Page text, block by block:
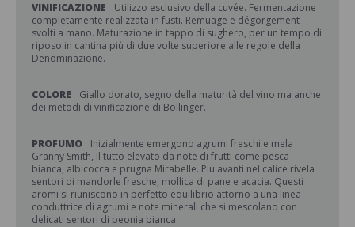
VINIFICAZIONE
Utilizzo esclusivo della cuvée. Fermentazione
completamente realizzata in fusti. Remuage e dégorgement
svolti a mano. Maturazione in tappo di sughero, per un tempo di
riposo in cantina più di due volte superiore alle regole della
Denominazione.
COLORE
Giallo dorato, segno della maturità del vino ma anche
dei metodi di vinificazione di Bollinger.
PROFUMO
Inizialmente emergono agrumi freschi e mela
Granny Smith, il tutto elevato da note di frutti come pesca
bianca, albicocca e prugna Mirabelle. Più avanti nel calice rivela
sentori di mandorle fresche, mollica di pane e acacia. Questi
aromi si riuniscono in perfetto equilibrio attorno a una linea
conduttrice di agrumi e note minerali che si mescolano con
delicati sentori di peonia bianca.